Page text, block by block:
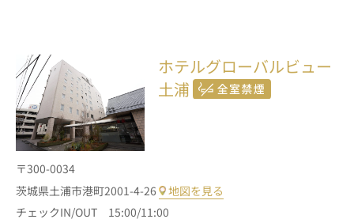
ホテルグローバルビュー
土浦
〒300-0034
茨城県土浦市港町2001-4-26
地図を見る
チェックIN/OUT 15:00/11:00